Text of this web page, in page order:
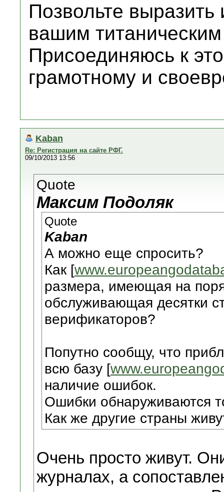
Позвольте
вашим
Присоединяюсь к
грамотному и
Kaban
Re: Регистрация на сайте РФГ.
09/10/2013 13:56
Quote
Максим Подоляк
Quote
Kaban
А можно еще спросить?
Как [
размера, имеющая на
обслуживающая десятки
верификаторов?
Попутно сообщу, что
всю базу [
наличие ошибок.
Ошибки обнаруживаются
Как же другие страны
Очень просто живут.
журналах, а